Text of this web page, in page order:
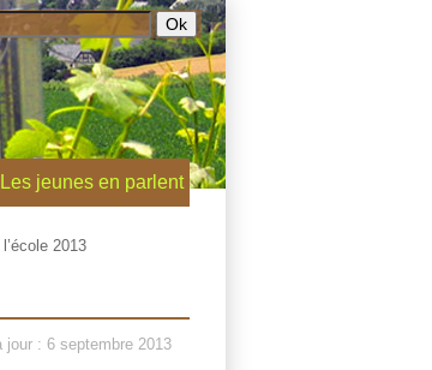
Les jeunes en parlent
2013
jour : 6 septembre 2013